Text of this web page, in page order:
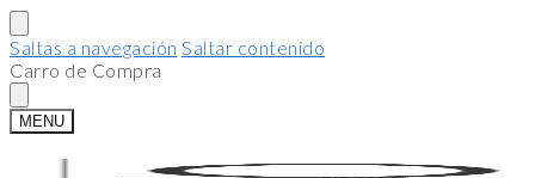
Saltas a navegación Saltar contenido
Carro de Compra
MENU